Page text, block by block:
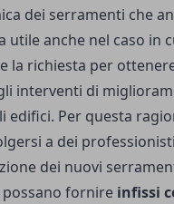
dei serramenti che
utile anche nel caso in
la richiesta per
interventi di
edifici. Per questa
a dei
dei nuovi
fornire infissi